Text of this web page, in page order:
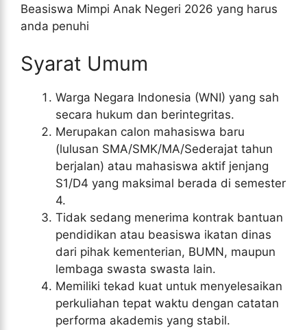
Beasiswa Mimpi Anak Negeri 2026 yang harus
anda penuhi
Syarat Umum
Warga Negara Indonesia (WNI) yang sah
secara hukum dan berintegritas.
Merupakan calon mahasiswa baru
(lulusan SMA/SMK/MA/Sederajat tahun
berjalan) atau mahasiswa aktif jenjang
S1/D4 yang maksimal berada di semester
4.
Tidak sedang menerima kontrak bantuan
pendidikan atau beasiswa ikatan dinas
dari pihak kementerian, BUMN, maupun
lembaga swasta swasta lain.
Memiliki tekad kuat untuk menyelesaikan
perkuliahan tepat waktu dengan catatan
performa akademis yang stabil.